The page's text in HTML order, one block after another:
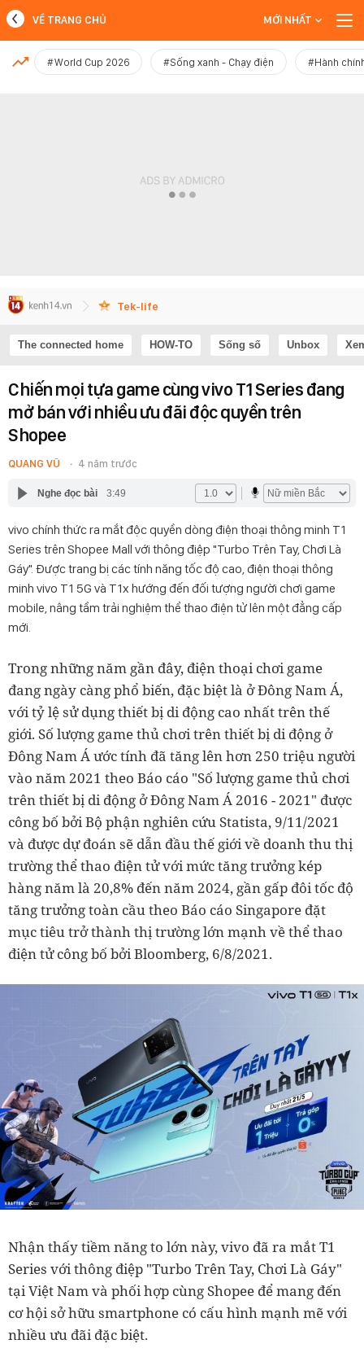
MỚI NHẤT
VỀ TRANG CHỦ MỚI NHẤT
#World Cup 2026 #Sống xanh - Chạy điện #Hành
Tek-life
The connected home HOW-TO Sống số Unbox
Chiến mọi tựa game cùng vivo T1 Series đang
mở bán với nhiều ưu đãi độc quyền trên
Shopee
QUANG VŨ 4 năm trước
Nghe đọc bài 3:49
vivo chính thức ra mắt độc quyền dòng điện thoại thông minh T1
Series trên Shopee Mall với thông điệp "Turbo Trên Tay, Chơi Là
Gáy". Được trang bị các tính năng tốc độ cao, điện thoại thông
minh vivo T1 5G và T1x hướng đến đối tượng người chơi game
mobile, nâng tầm trải nghiệm thể thao điện tử lên một đẳng cấp
mới.
Trong những năm gần đây, điện thoại chơi game
đang ngày càng phổ biến, đặc biệt là ở Đông Nam Á,
với tỷ lệ sử dụng thiết bị di động cao nhất trên thế
giới. Số lượng game thủ chơi trên thiết bị di động ở
Đông Nam Á ước tính đã tăng lên hơn 250 triệu người
vào năm 2021 theo Báo cáo "Số lượng game thủ chơi
trên thiết bị di động ở Đông Nam Á 2016 - 2021" được
công bố bởi Bộ phận nghiên cứu Statista, 9/11/2021
và được dự đoán sẽ dẫn đầu thế giới về doanh thu thị
trường thể thao điện tử với mức tăng trưởng kép
hàng năm là 20,8% đến năm 2024, gần gấp đôi tốc độ
tăng trưởng toàn cầu theo Báo cáo Singapore đặt
mục tiêu trở thành thị trường lớn mạnh về thể thao
điện tử công bố bởi Bloomberg, 6/8/2021.
Nhận thấy tiềm năng to lớn này, vivo đã ra mắt T1
Series với thông điệp "Turbo Trên Tay, Chơi Là Gáy"
tại Việt Nam và phối hợp cùng Shopee để mang đến
cơ hội sở hữu smartphone có cấu hình mạnh mẽ với
nhiều ưu đãi đặc biệt.